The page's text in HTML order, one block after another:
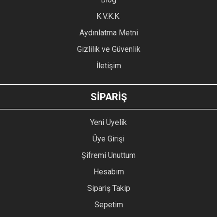
Ürün fiyatı diğer sitelerden daha pahalı.
GÖNDER
K.V.K.K.
Aydınlatma Metni
Gizlilik ve Güvenlik
İletişim
SİPARİŞ
Yeni Üyelik
Üye Girişi
Şifremi Unuttum
Hesabım
Sipariş Takip
Sepetim